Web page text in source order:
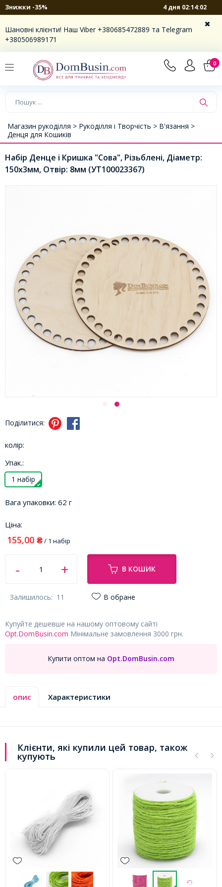
Знижки -35% 4 дня 02:14:02
Шановні клієнти! Наш Viber +380685472889 та Telegram
+380506989171
0
Магазин рукоділля > Рукоділля і Творчість > В'язання >
Денця для Кошиків
Набір Денце і Кришка "Сова", Різьблені, Діаметр:
150х3мм, Отвір: 8мм (УТ100023367)
Поділитися:
колір:
Упак.:
1 набір
Вага упаковки: 62 г
Ціна:
155,00 ₴/ 1 набір
В КОШИК
Залишилось: 11 В обране
Купуйте дешевше на нашому оптовому сайті
Opt.DomBusin.com Мінімальне замовлення 3000 грн.
Купити оптом на Opt.DomBusin.com
опис Характеристики
Клієнти, які купили цей товар, також
купують